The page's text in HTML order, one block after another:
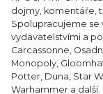
dojmy, komentáře,
Spolupracujeme se
vydavatelstvími a
Carcassonne,
Monopoly,
Potter, Duna, Star
Warhammer a další.